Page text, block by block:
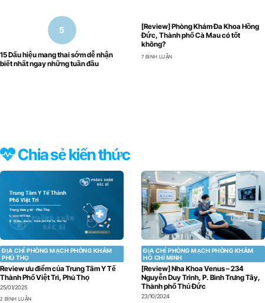
15 Dấu hiệu mang thai sớm dễ nhận
biết nhất ngay những tuần đầu
[Review] Phòng Khám Đa Khoa Hồng
Đức, Thành phố Cà Mau có tốt
không?
7 BÌNH LUẬN
Chia sẻ kiến thức
ĐỊA CHỈ PHÒNG MẠCH PHÒNG KHÁM
PHÚ THỌ
Review ưu điểm của Trung Tâm Y Tế
Thành Phố Việt Trì, Phú Thọ
25/01/2025
2 BÌNH LUẬN
ĐỊA CHỈ PHÒNG MẠCH PHÒNG KHÁM
HỒ CHÍ MINH
[Review] Nha Khoa Venus – 234
Nguyễn Duy Trinh, P. Bình Trưng Tây,
Thành phố Thủ Đức
23/10/2024